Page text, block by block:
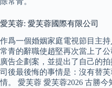
愛芙蓉: 愛芙蓉國際有限公司
作爲一個婚姻家庭電視節目主
常青的辭職使趙堅再次當上了
廣告企劃案，並提出了自己的
司後最後悔的事情是：沒有替
情。 愛芙蓉 愛芙蓉2026 古勝